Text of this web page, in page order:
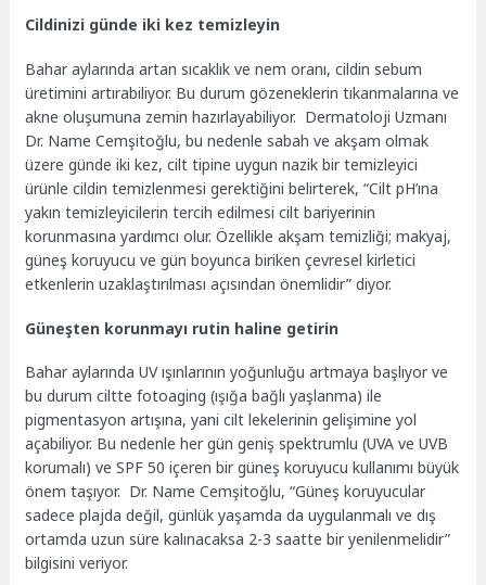
Cildinizi günde iki kez temizleyin
Bahar aylarında artan sıcaklık ve nem oranı, cildin sebum
üretimini artırabiliyor. Bu durum gözeneklerin tıkanmalarına ve
akne oluşumuna zemin hazırlayabiliyor. Dermatoloji Uzmanı
Dr. Name Cemşitoğlu, bu nedenle sabah ve akşam olmak
üzere günde iki kez, cilt tipine uygun nazik bir temizleyici
ürünle cildin temizlenmesi gerektiğini belirterek, “Cilt pH’ına
yakın temizleyicilerin tercih edilmesi cilt bariyerinin
korunmasına yardımcı olur. Özellikle akşam temizliği; makyaj,
güneş koruyucu ve gün boyunca biriken çevresel kirletici
etkenlerin uzaklaştırılması açısından önemlidir” diyor.
Güneşten korunmayı rutin haline getirin
Bahar aylarında UV ışınlarının yoğunluğu artmaya başlıyor ve
bu durum ciltte fotoaging (ışığa bağlı yaşlanma) ile
pigmentasyon artışına, yani cilt lekelerinin gelişimine yol
açabiliyor. Bu nedenle her gün geniş spektrumlu (UVA ve UVB
korumalı) ve SPF 50 içeren bir güneş koruyucu kullanımı büyük
önem taşıyor. Dr. Name Cemşitoğlu, “Güneş koruyucular
sadece plajda değil, günlük yaşamda da uygulanmalı ve dış
ortamda uzun süre kalınacaksa 2-3 saatte bir yenilenmelidir”
bilgisini veriyor.